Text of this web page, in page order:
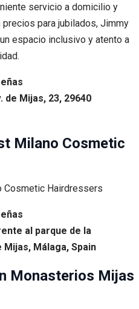
servicio a domicilio y
para jubilados, Jimmy
espacio inclusivo y atento a
de Mijas, 23, 29640
Milano Cosmetic
al parque de la
Mijas, Málaga, Spain
Monasterios Mijas